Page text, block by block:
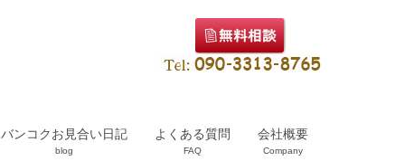
バンコクお見合い日記
blog
よくある質問
FAQ
会社概要
Company